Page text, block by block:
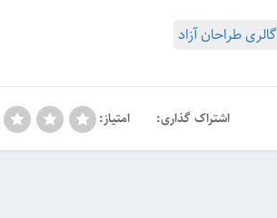
گالری طراحان آزاد
اشتراک گذاری: امتیاز: